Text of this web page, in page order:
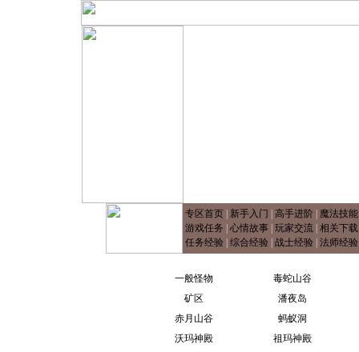
专区首页 新手入门 高手进阶 魔法技能
游戏任务
心情故事 玩家交流 相关下载
任务经验 综合经验 战士经验 法师经验
一般怪物
毒蛇山谷
矿区
潘夜岛
赤月山谷
蚂蚁洞
沃玛神殿
祖玛神殿